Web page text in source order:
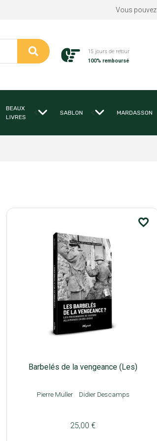
Vous pouvez
15 jours de retour
100% remboursé
BEAUX
LIVRES
< SABLON < MARDASSON
favorite_border
Barbelés de la vengeance (Les)
Pierre Muller Didier Descamps
25,00 €